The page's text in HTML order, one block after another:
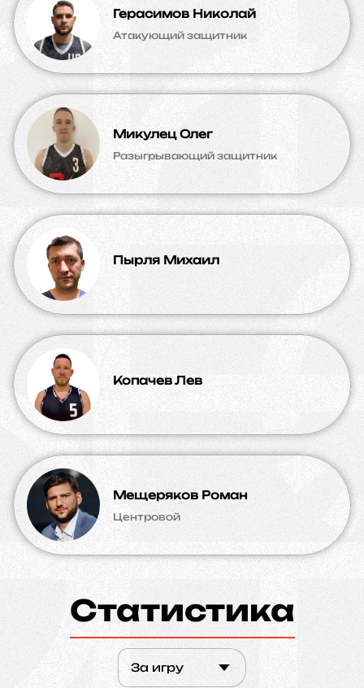
Герасимов Николай
Атакующий защитник
Микулец Олег
Разыгрывающий защитник
Пырля Михаил
Копачев Лев
Мещеряков Роман
Центровой
Статистика
За игру